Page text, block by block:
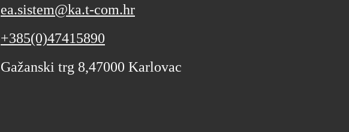
ea.sistem@ka.t-com.hr
+385(0)47415890
Gažanski trg 8,47000 Karlovac